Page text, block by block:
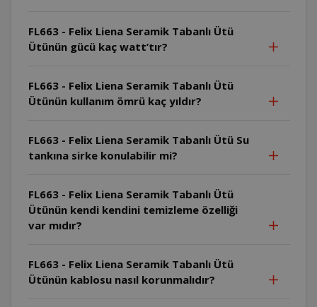
FL663 - Felix Liena Seramik Tabanlı Ütü
Ütünün gücü kaç watt’tır?
FL663 - Felix Liena Seramik Tabanlı Ütü
Ütünün kullanım ömrü kaç yıldır?
FL663 - Felix Liena Seramik Tabanlı Ütü Su
tankına sirke konulabilir mi?
FL663 - Felix Liena Seramik Tabanlı Ütü
Ütünün kendi kendini temizleme özelliği
var mıdır?
FL663 - Felix Liena Seramik Tabanlı Ütü
Ütünün kablosu nasıl korunmalıdır?